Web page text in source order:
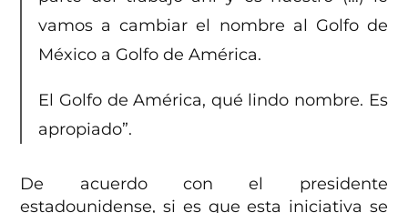
vamos a cambiar el nombre al Golfo de
México a Golfo de América.
El Golfo de América, qué lindo nombre. Es
apropiado”.
De acuerdo con el presidente
estadounidense, si es que esta iniciativa se